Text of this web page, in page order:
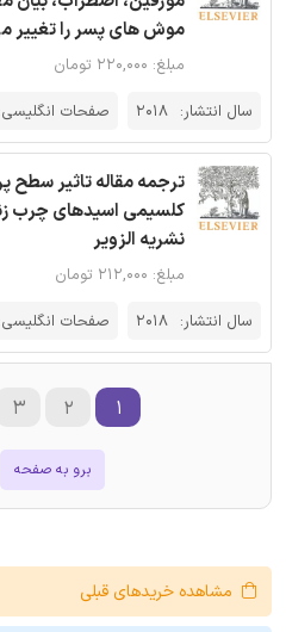
موش های پسر را تغییر
مبلغ: ۲۲۰,۰۰۰ تومان
سال انتشار: 2018 صفحات انگلیسی:
ترجمه مقاله تاثیر سطح
کلسیمی اسیدهای چرب
نشریه الزویر
مبلغ: ۲۱۲,۰۰۰ تومان
سال انتشار: 2018 صفحات انگلیسی:
برو به صفحه
۱ ۲ ۳
مشاهده خریدهای قبلی